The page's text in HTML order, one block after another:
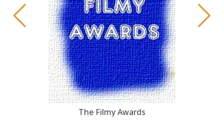
The Filmy Awards